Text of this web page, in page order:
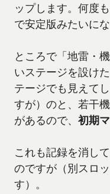
ップします。何度
で安定版みたいに
ところで「地雷・
いステージを設け
テージでも見えて
すが）のと、若干
があるので、 初期
これも記録を消し
のですが（別スロ
す）。